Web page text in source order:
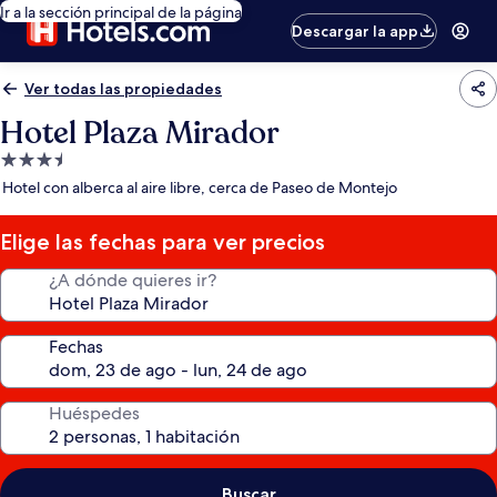
Ir a la sección principal de la página
Descargar la app
Ver todas las propiedades
Hotel Plaza Mirador
Propiedad
de
estrellas
Hotel con alberca al aire libre, cerca de Paseo de Montejo
Elige las fechas para ver precios
¿A dónde quieres ir?
Fechas
Huéspedes